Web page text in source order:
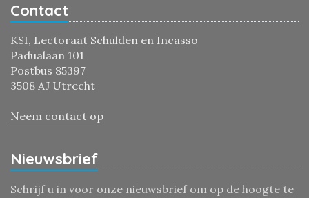
Contact
KSI, Lectoraat Schulden en Incasso
Padualaan 101
Postbus 85397
3508 AJ Utrecht
Neem contact op
Nieuwsbrief
Schrijf u in voor onze nieuwsbrief om op de hoogte te